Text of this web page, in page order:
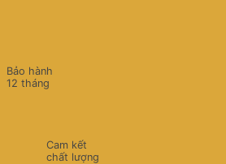
Cam kết
chất lượng
Bảo hành
12 tháng